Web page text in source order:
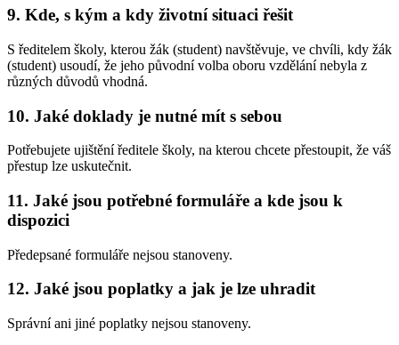
9. Kde, s kým a kdy životní situaci řešit
S ředitelem školy, kterou žák (student) navštěvuje, ve chvíli, kdy žák
(student) usoudí, že jeho původní volba oboru vzdělání nebyla z
různých důvodů vhodná.
10. Jaké doklady je nutné mít s sebou
Potřebujete ujištění ředitele školy, na kterou chcete přestoupit, že váš
přestup lze uskutečnit.
11. Jaké jsou potřebné formuláře a kde jsou k
dispozici
Předepsané formuláře nejsou stanoveny.
12. Jaké jsou poplatky a jak je lze uhradit
Správní ani jiné poplatky nejsou stanoveny.